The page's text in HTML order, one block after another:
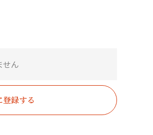
せん
録する